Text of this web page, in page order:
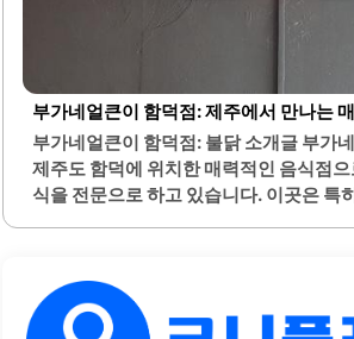
부가네얼큰이 함덕점: 제주에서 만나는
부가네얼큰이 함덕점: 불닭 소개글 부가
제주도 함덕에 위치한 매력적인 음식점
식을 전문으로 하고 있습니다. 이곳은 특
로도 인기가 높습니다. 사장님 두 분은 항
맞이하며, 서비스와 음식의 품질에 신경